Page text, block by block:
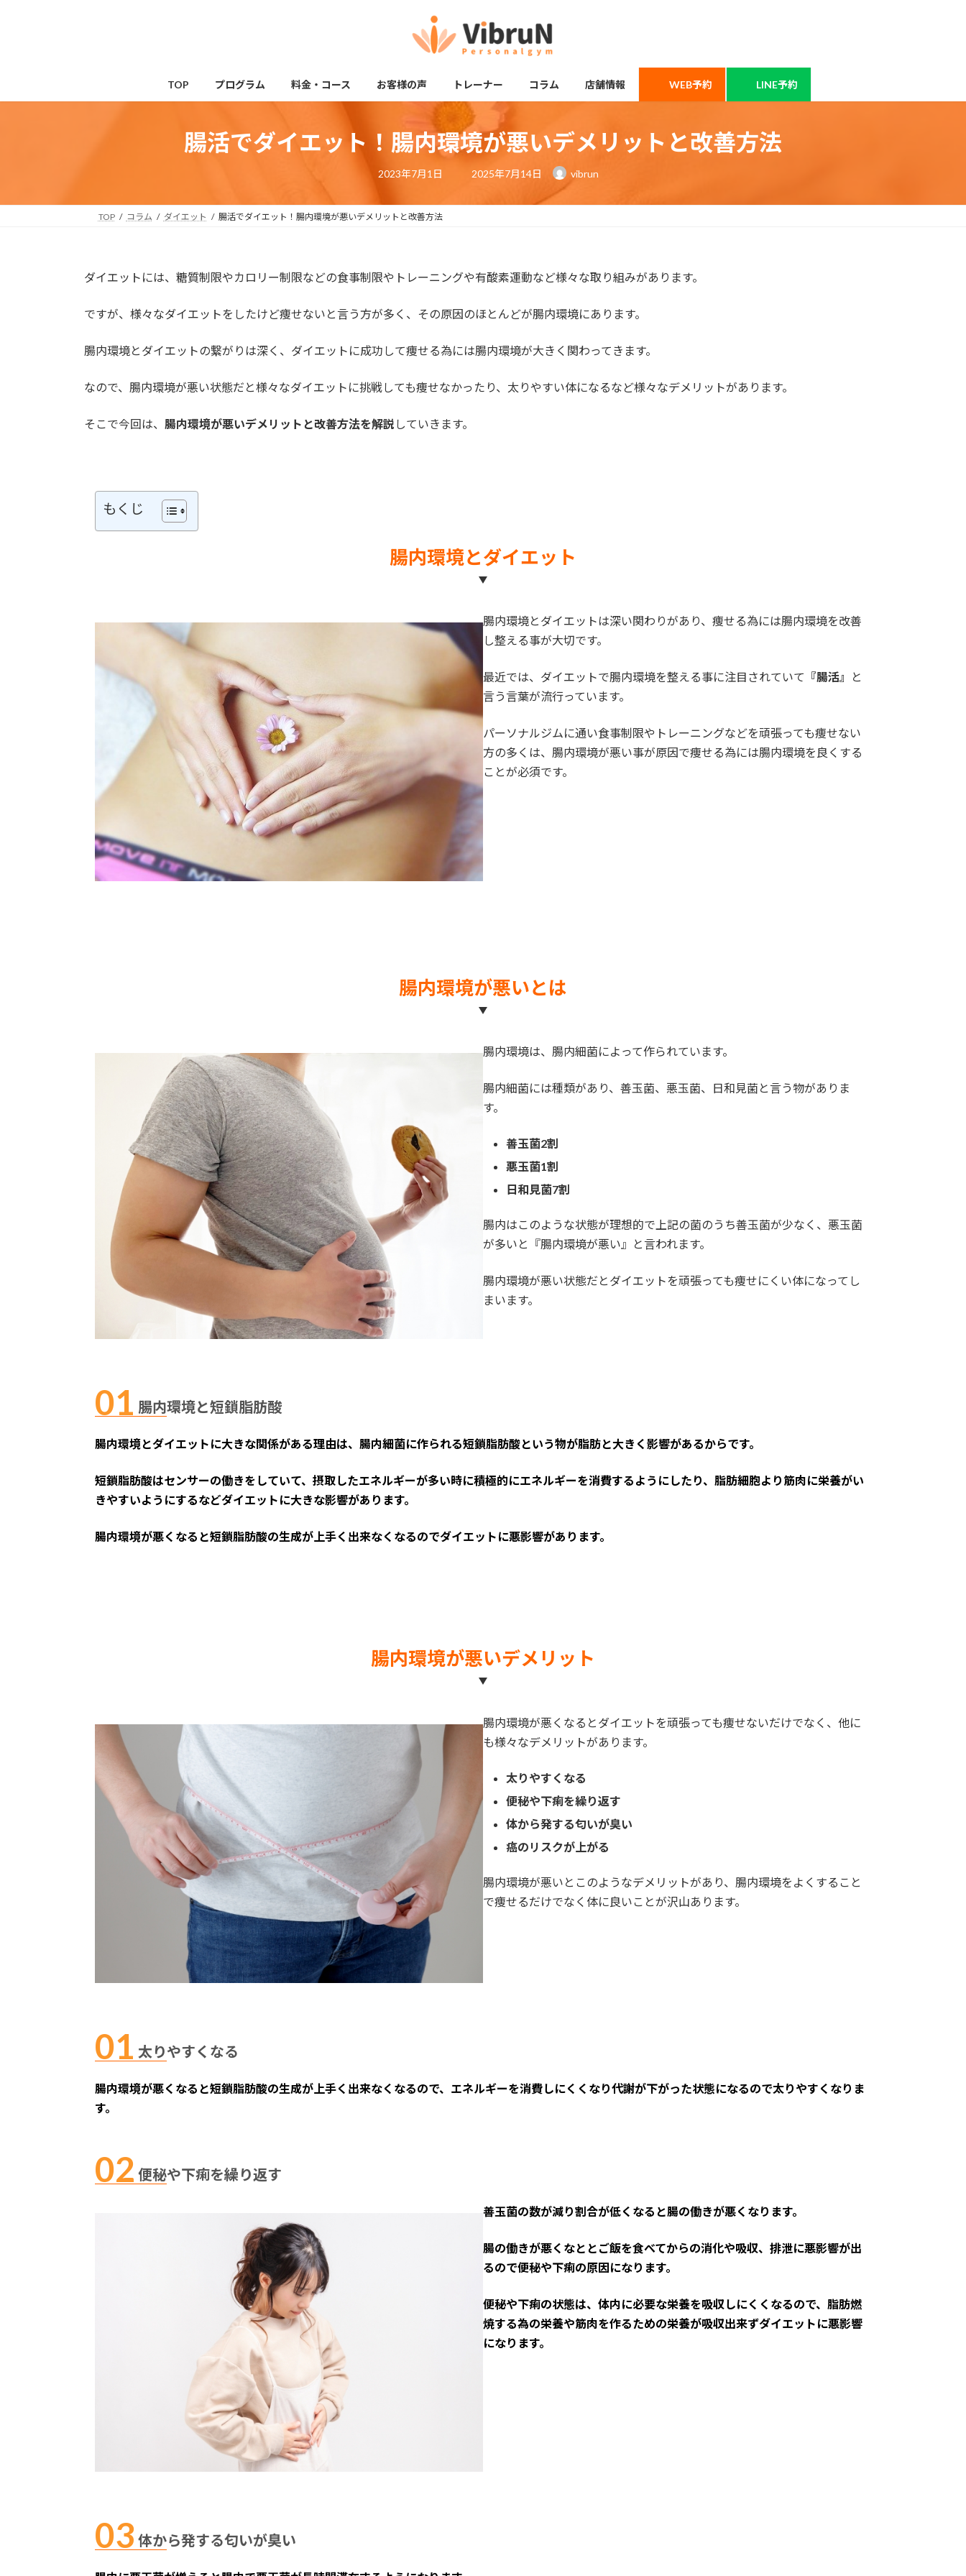
TOP プログラム 料金・コース お客様の声 トレーナー コラム 店舗情報 WEB予約 LINE予約
腸活でダイエット！腸内環境が悪いデメリットと改善方法
2023年7月1日
最
終
日
2025年7月14日 vibrun
TOP コラム ダイエット 腸活でダイエット！腸内環境が悪いデメリットと改善方法
ダイエットには、糖質制限やカロリー制限などの食事制限やトレーニングや有酸素運動など様々な取り組みがあります。
ですが、様々なダイエットをしたけど痩せないと言う方が多く、その原因のほとんどが腸内環境にあります。
腸内環境とダイエットの繋がりは深く、ダイエットに成功して痩せる為には腸内環境が大きく関わってきます。
なので、腸内環境が悪い状態だと様々なダイエットに挑戦しても痩せなかったり、太りやすい体になるなど様々なデメリットがあります。
そこで今回は、 腸内環境が悪いデメリットと改善方法を解説 していきます。
もくじ
腸内環境とダイエット
腸内環境とダイエットは深い関わりがあり、痩せる為には腸内環境を改善
し整える事が大切です。
最近では、ダイエットで腸内環境を整える事に注目されていて 『腸活』
と
言う言葉が流行っています。
パーソナルジムに通い食事制限やトレーニングなどを頑張っても痩せない
方の多くは、腸内環境が悪い事が原因で痩せる為には腸内環境を良くする
ことが必須です。
腸内環境が悪いとは
腸内環境は、腸内細菌によって作られています。
腸内細菌には種類があり、善玉菌、悪玉菌、日和見菌と言う物がありま
す。
善玉菌2割
悪玉菌1割
日和見菌7割
腸内はこのような状態が理想的で上記の菌のうち善玉菌が少なく、悪玉菌
が多いと『腸内環境が悪い』と言われます。
腸内環境が悪い状態だとダイエットを頑張っても痩せにくい体になってし
まいます。
腸内環境と短鎖脂肪酸
腸内環境とダイエットに大きな関係がある理由は、腸内細菌に作られる短鎖脂肪酸という物が脂肪と大きく影響があるからです。
短鎖脂肪酸はセンサーの働きをしていて、摂取したエネルギーが多い時に積極的にエネルギーを消費するようにしたり、脂肪細胞より筋肉に栄養がい
きやすいようにするなどダイエットに大きな影響があります。
腸内環境が悪くなると短鎖脂肪酸の生成が上手く出来なくなるのでダイエットに悪影響があります。
腸内環境が悪いデメリット
腸内環境が悪くなるとダイエットを頑張っても痩せないだけでなく、他に
も様々なデメリットがあります。
太りやすくなる
便秘や下痢を繰り返す
体から発する匂いが臭い
癌のリスクが上がる
腸内環境が悪いとこのようなデメリットがあり、腸内環境をよくすること
で痩せるだけでなく体に良いことが沢山あります。
太りやすくなる
腸内環境が悪くなると短鎖脂肪酸の生成が上手く出来なくなるので、エネルギーを消費しにくくなり代謝が下がった状態になるので太りやすくなりま
す。
便秘や下痢を繰り返す
善玉菌の数が減り割合が低くなると腸の働きが悪くなります。
腸の働きが悪くなととご飯を食べてからの消化や吸収、排泄に悪影響が出
るので便秘や下痢の原因になります。
便秘や下痢の状態は、体内に必要な栄養を吸収しにくくなるので、脂肪燃
焼する為の栄養や筋肉を作るための栄養が吸収出来ずダイエットに悪影響
になります。
体から発する匂いが臭い